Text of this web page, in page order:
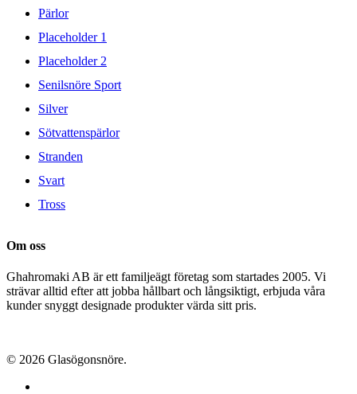
Pärlor
Placeholder 1
Placeholder 2
Senilsnöre Sport
Silver
Sötvattenspärlor
Stranden
Svart
Tross
Om oss
Ghahromaki AB är ett familjeägt företag som startades 2005. Vi
strävar alltid efter att jobba hållbart och långsiktigt, erbjuda våra
kunder snyggt designade produkter värda sitt pris.
© 2026 Glasögonsnöre.